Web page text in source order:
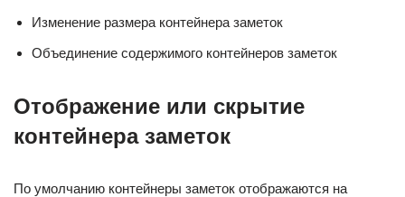
Изменение размера контейнера заметок
Объединение содержимого контейнеров заметок
Отображение или скрытие
контейнера заметок
По умолчанию контейнеры заметок отображаются на